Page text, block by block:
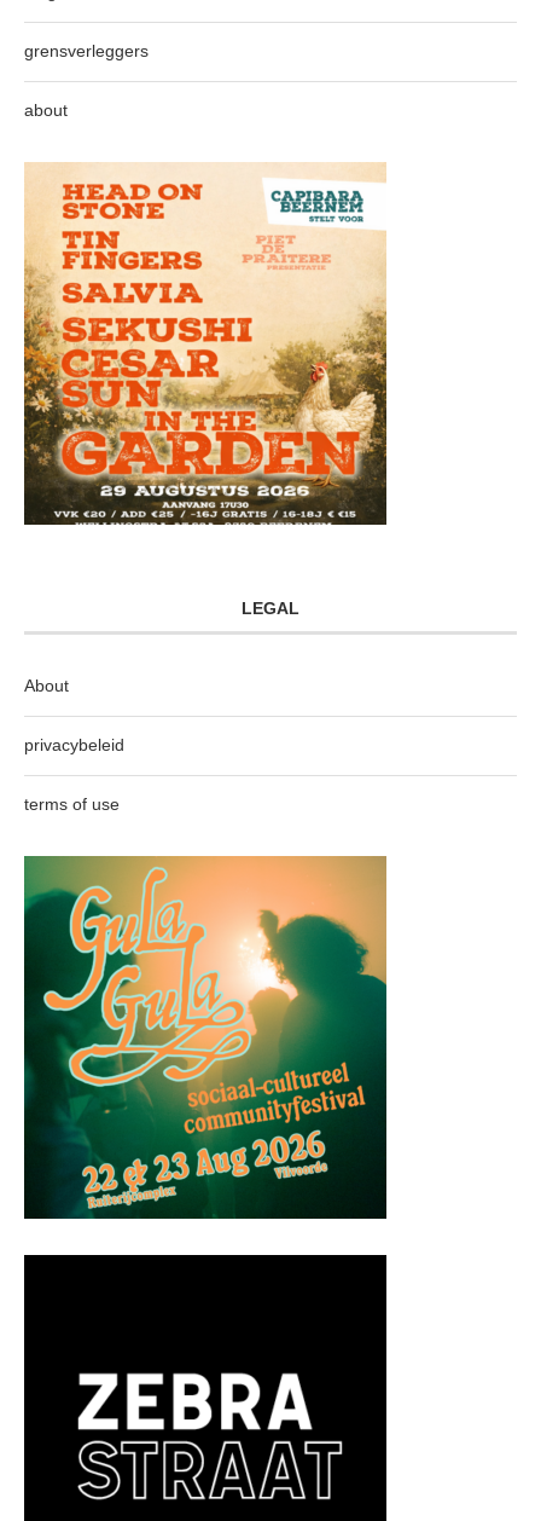
grensverleggers
about
LEGAL
About
privacybeleid
terms of use